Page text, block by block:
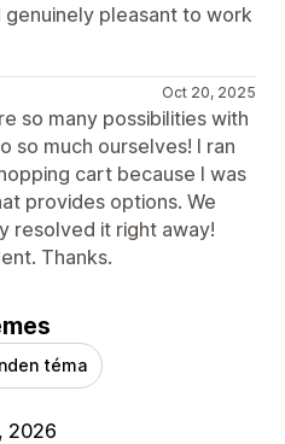
pleasant to work
Oct 20, 2025
so many possibilities with
so much ourselves! I ran
cart because I was
provides options. We
resolved it right away!
Thanks.
téma
2026